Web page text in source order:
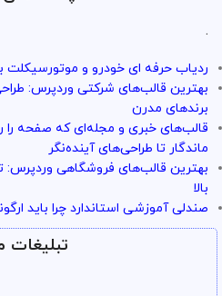
.
ردیاب حرفه ای خودرو و موتورسیکلت
بهترین قالب‌های شرکتی وردپرس:
برندهای مدرن
قالب‌های خبری و مجله‌ای که صفحه را
ماندگار تا طراحی‌های آینده‌نگر
بهترین قالب‌های فروشگاهی وردپرس:
بالا
صندلی آموزشی استاندارد چرا باید
تبلیغات